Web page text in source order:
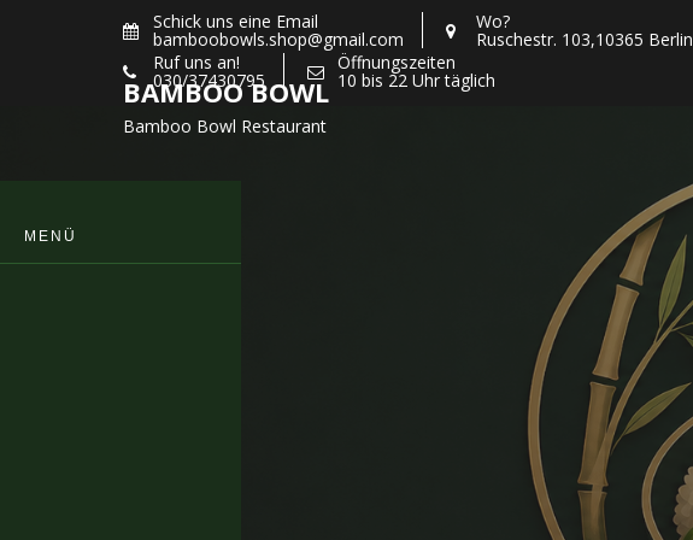
MENÜ
Schick uns eine Email
bamboobowls.shop@gmail.com
Wo?
Ruschestr. 103,10365 Berlin
Ruf uns an!
030/37430795
Öffnungszeiten
10 bis 22 Uhr täglich
BAMBOO BOWL
Bamboo Bowl Restaurant